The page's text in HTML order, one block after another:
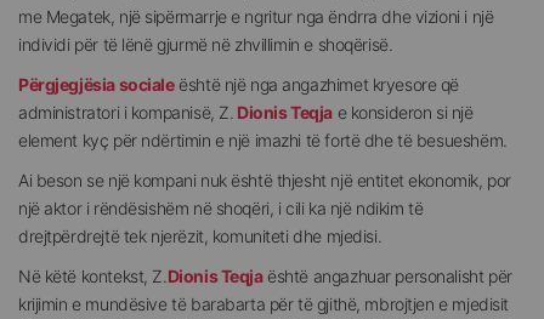
me Megatek, një sipërmarrje e ngritur nga ëndrra dhe vizioni i një
individi për të lënë gjurmë në zhvillimin e shoqërisë.
Përgjegjësia socialeështë një nga angazhimet kryesore që
administratori i kompanisë, Z. Dionis Teqjae konsideron si një
element kyç për ndërtimin e një imazhi të fortë dhe të besueshëm.
Ai beson se një kompani nuk është thjesht një entitet ekonomik, por
një aktor i rëndësishëm në shoqëri, i cili ka një ndikim të
drejtpërdrejtë tek njerëzit, komuniteti dhe mjedisi.
Në këtë kontekst, Z. Dionis Teqjaështë angazhuar personalisht për
krijimin e mundësive të barabarta për të gjithë, mbrojtjen e mjedisit